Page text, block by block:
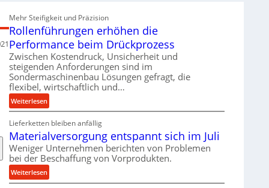
Mehr Steifigkeit und Präzision
Rollenführungen erhöhen die
Performance beim Drückprozess
Zwischen Kostendruck, Unsicherheit und
steigenden Anforderungen sind im
Sondermaschinenbau Lösungen gefragt, die
flexibel, wirtschaftlich und…
Weiterlesen:
R
o
l
l
e
n
f
Lieferketten bleiben anfällig
Materialversorgung entspannt sich im Juli
Weniger Unternehmen berichten von Problemen
bei der Beschaffung von Vorprodukten.
Weiterlesen:
M